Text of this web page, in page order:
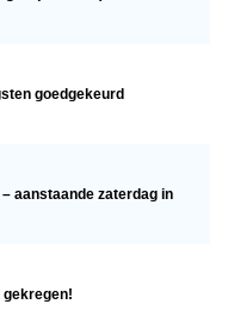
goedgekeurd
aanstaande zaterdag in
gekregen!